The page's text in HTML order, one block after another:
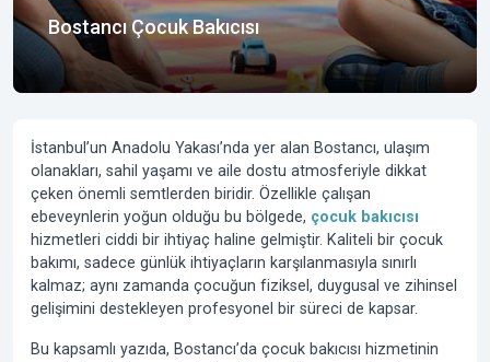
Bostancı Çocuk Bakıcısı
İstanbul’un Anadolu Yakası’nda yer alan Bostancı, ulaşım
olanakları, sahil yaşamı ve aile dostu atmosferiyle dikkat
çeken önemli semtlerden biridir. Özellikle çalışan
ebeveynlerin yoğun olduğu bu bölgede, çocuk bakıcısı
hizmetleri ciddi bir ihtiyaç haline gelmiştir. Kaliteli bir çocuk
bakımı, sadece günlük ihtiyaçların karşılanmasıyla sınırlı
kalmaz; aynı zamanda çocuğun fiziksel, duygusal ve zihinsel
gelişimini destekleyen profesyonel bir süreci de kapsar.
Bu kapsamlı yazıda, Bostancı’da çocuk bakıcısı hizmetinin